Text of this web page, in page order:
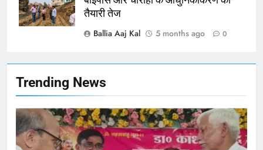
Trending News
NATIONAL बलिया
फांसी लगाकर दी जान
NATIONAL
167
Ballia : थैंक्यू बलिया पुलिस: पीड़िता को
मिले 1.38 लाख रूपये
तैयारी तेज
Ballia Aaj Kal
5 months ago 0